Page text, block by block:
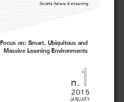
JANUARY
2015
n.
Società Italiana di e-Learning
Focus on: Smart, Ubiquitous and
Massive Learning Environments